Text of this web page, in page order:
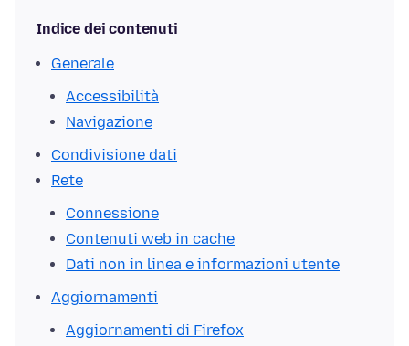
Indice dei contenuti
Generale
Accessibilità
Navigazione
Condivisione dati
Rete
Connessione
Contenuti web in cache
Dati non in linea e informazioni utente
Aggiornamenti
Aggiornamenti di Firefox